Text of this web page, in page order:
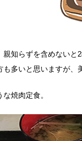
親知らずを含めないと
も多いと思いますが、
焼肉定食。